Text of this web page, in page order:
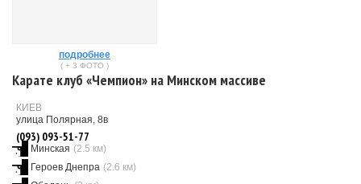
подробнее
( + 3 ФОТО )
Карате клуб «Чемпион» на Минском массиве
КИЕВ
улица Полярная, 8в
(093) 093-51-77
Минская (2.5 км)
Героев Днепра (2.6 км)